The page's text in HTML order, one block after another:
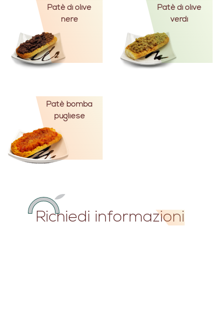
Patè di olive
nere
Patè di olive
verdi
Patè bomba
pugliese
Richiedi informazioni